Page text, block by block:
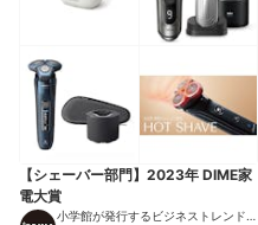
【シェーバー部門】2023年 DIME家
電大賞
小学館が発行するビジネストレンドマ